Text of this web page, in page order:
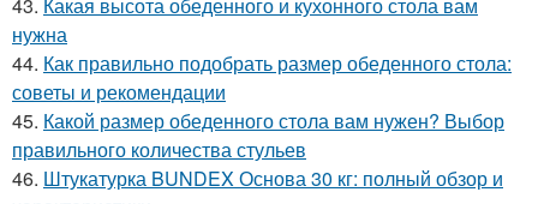
43. Какая высота обеденного и кухонного стола вам
нужна
44. Как правильно подобрать размер обеденного стола:
советы и рекомендации
45. Какой размер обеденного стола вам нужен? Выбор
правильного количества стульев
46. Штукатурка BUNDEX Основа 30 кг: полный обзор и